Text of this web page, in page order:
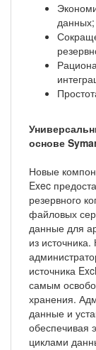
данных;
основе
Новые
Exec
резервного
файловых
данные для
из
источника
самым
хранения.
данные и
обеспечивая
циклами